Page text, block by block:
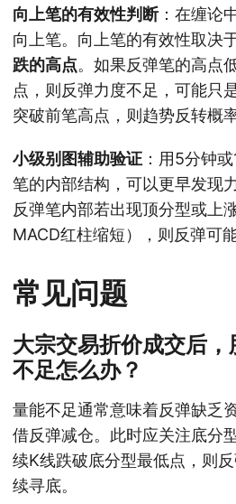
向上笔的有效性判断：在缠论
向上笔。向上笔的有效性取决
跌的高点。如果反弹笔的高点
点，则反弹力度不足，可能只
突破前笔高点，则趋势反转概
小级别图辅助验证 ：用5分钟
笔的内部结构，可以更早发现
反弹笔内部若出现顶分型或上
MACD红柱缩短），则反弹可
常见问题
大宗交易折价成交后
不足怎么办？
量能不足通常意味着反弹缺乏
借反弹减仓。此时应关注底
续K线跌破底分型最低点，则
续寻底。